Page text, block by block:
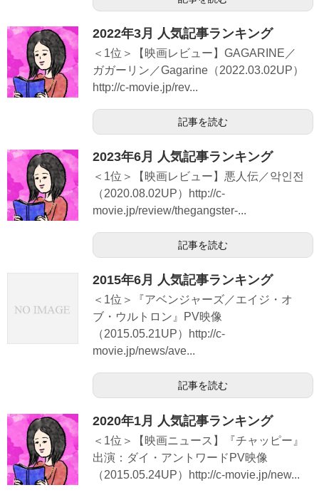
2022年3月 人気記事ランキング
＜1位＞【映画レビュー】GAGARINE／
ガガーリン／Gagarine（2022.03.02UP）
http://c-movie.jp/rev...
記事を読む
2023年6月 人気記事ランキング
＜1位＞【映画レビュー】悪人伝／악인전
（2020.08.02UP）http://c-
movie.jp/review/thegangster-...
記事を読む
2015年6月 人気記事ランキング
＜1位＞『アベンジャーズ／エイジ・オ
ブ・ウルトロン』PV映像
（2015.05.21UP）http://c-
movie.jp/news/ave...
記事を読む
2020年1月 人気記事ランキング
＜1位＞【映画ニュース】『チャッピー』
出演：ダイ・アントワードPV映像
（2015.05.24UP）http://c-movie.jp/new...